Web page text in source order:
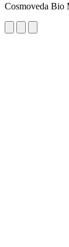
Cosmoveda Bio